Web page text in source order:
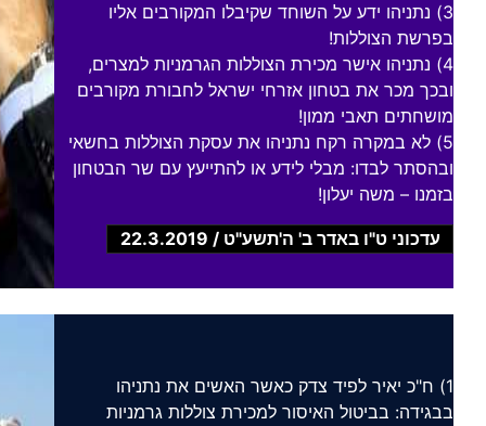
3) נתניהו ידע על השוחד שקיבלו המקורבים אליו
בפרשת הצוללות!
4) נתניהו אישר מכירת הצוללות הגרמניות למצרים,
ובכך מכר את בטחון אזרחי ישראל לחבורת מקורבים
מושחתים תאבי ממון!
5) לא במקרה רקח נתניהו את עסקת הצוללות בחשאי
ובהסתר לבדו: מבלי לידע או להתייעץ עם שר הבטחון
בזמנו – משה יעלון!
עדכוני ט"ו באדר ב' ה'תשע"ט / 22.3.2019
1) ח"כ יאיר לפיד צדק כאשר האשים את נתניהו
בבגידה: בביטול האיסור למכירת צוללות גרמניות